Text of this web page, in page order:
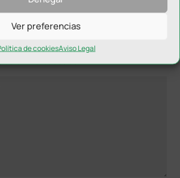
Ver preferencias
de cookiesAviso Legal
electrónico no será publicada.
están marcados con*